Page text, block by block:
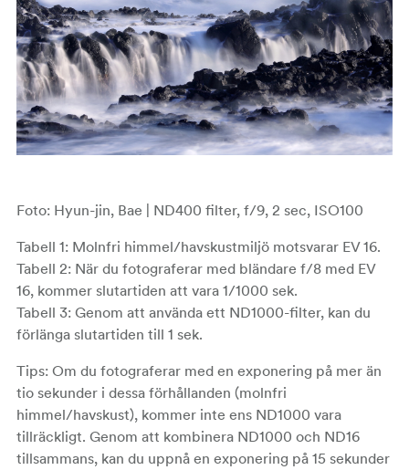
Foto: Hyun-jin, Bae | ND400 filter, f/9, 2 sec, ISO100
Tabell 1: Molnfri himmel/havskustmiljö motsvarar EV 16.
Tabell 2: När du fotograferar med bländare f/8 med EV
16, kommer slutartiden att vara 1/1000 sek.
Tabell 3: Genom att använda ett ND1000-filter, kan du
förlänga slutartiden till 1 sek.
Tips: Om du fotograferar med en exponering på mer än
tio sekunder i dessa förhållanden (molnfri
himmel/havskust), kommer inte ens ND1000 vara
tillräckligt. Genom att kombinera ND1000 och ND16
tillsammans, kan du uppnå en exponering på 15 sekunder